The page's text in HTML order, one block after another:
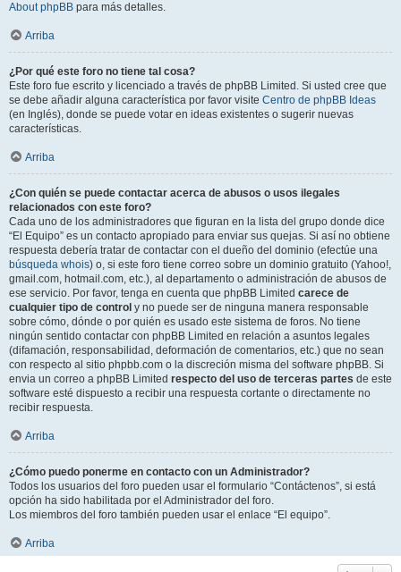
About phpBB para más detalles.
Arriba
¿Por qué este foro no tiene tal cosa?
Este foro fue escrito y licenciado a través de phpBB Limited. Si usted cree que
se debe añadir alguna característica por favor visite Centro de phpBB Ideas
(en Inglés), donde se puede votar en ideas existentes o sugerir nuevas
características.
Arriba
¿Con quién se puede contactar acerca de abusos o usos ilegales
relacionados con este foro?
Cada uno de los administradores que figuran en la lista del grupo donde dice
“El Equipo” es un contacto apropiado para enviar sus quejas. Si así no obtiene
respuesta debería tratar de contactar con el dueño del dominio (efectúe una
búsqueda whois) o, si este foro tiene correo sobre un dominio gratuito (Yahoo!,
gmail.com, hotmail.com, etc.), al departamento o administración de abusos de
ese servicio. Por favor, tenga en cuenta que phpBB Limited carece de
cualquier tipo de control y no puede ser de ninguna manera responsable
sobre cómo, dónde o por quién es usado este sistema de foros. No tiene
ningún sentido contactar con phpBB Limited en relación a asuntos legales
(difamación, responsabilidad, deformación de comentarios, etc.) que no sean
con respecto al sitio phpbb.com o la discreción misma del software phpBB. Si
envia un correo a phpBB Limited respecto del uso de terceras partes de este
software esté dispuesto a recibir una respuesta cortante o directamente no
recibir respuesta.
Arriba
¿Cómo puedo ponerme en contacto con un Administrador?
Todos los usuarios del foro pueden usar el formulario “Contáctenos”, si está
opción ha sido habilitada por el Administrador del foro.
Los miembros del foro también pueden usar el enlace “El equipo”.
Arriba